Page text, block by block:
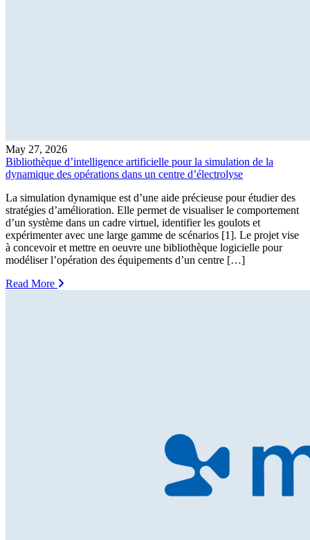
May 27, 2026
Bibliothèque d’intelligence artificielle pour la simulation de la
dynamique des opérations dans un centre d’électrolyse
La simulation dynamique est d’une aide précieuse pour étudier des
stratégies d’amélioration. Elle permet de visualiser le comportement
d’un système dans un cadre virtuel, identifier les goulots et
expérimenter avec une large gamme de scénarios [1]. Le projet vise
à concevoir et mettre en oeuvre une bibliothèque logicielle pour
modéliser l’opération des équipements d’un centre […]
Read More